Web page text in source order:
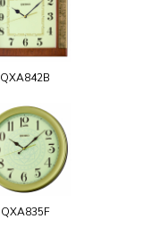
QXA842B
QXA835F